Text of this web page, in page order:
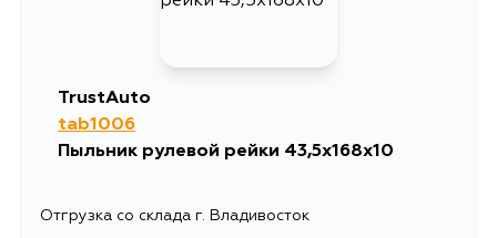
TrustAuto
tab1006
Пыльник рулевой рейки 43,5х168х10
Отгрузка со склада г. Владивосток